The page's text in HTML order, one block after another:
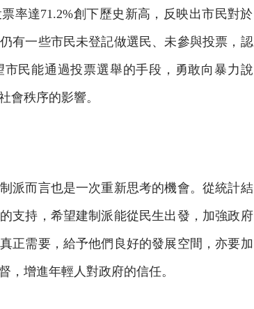
達71.2%創下歷史新高，反映出市民對於
有一些市民未登記做選民、未參與投票，認
民能通過投票選舉的手段，勇敢向暴力說
會秩序的影響。
而言也是一次重新思考的機會。從統計結
支持，希望建制派能從民生出發，加強政府
正需要，給予他們良好的發展空間，亦要加
，增進年輕人對政府的信任。